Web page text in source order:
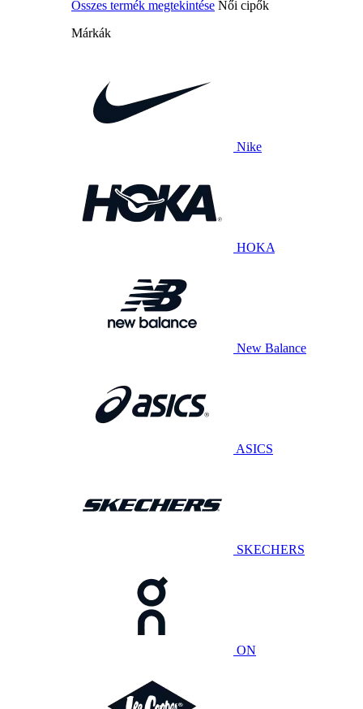
Összes termék megtekintése Női cipők
Márkák
Nike
HOKA
New Balance
ASICS
SKECHERS
ON